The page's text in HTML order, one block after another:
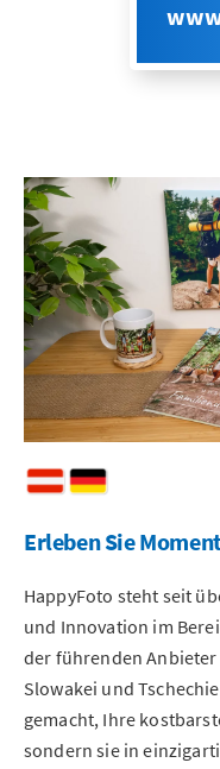
Erleben Sie
HappyFoto steht seit
und Innovation im
der führenden
Slowakei und
gemacht, Ihre
sondern sie in